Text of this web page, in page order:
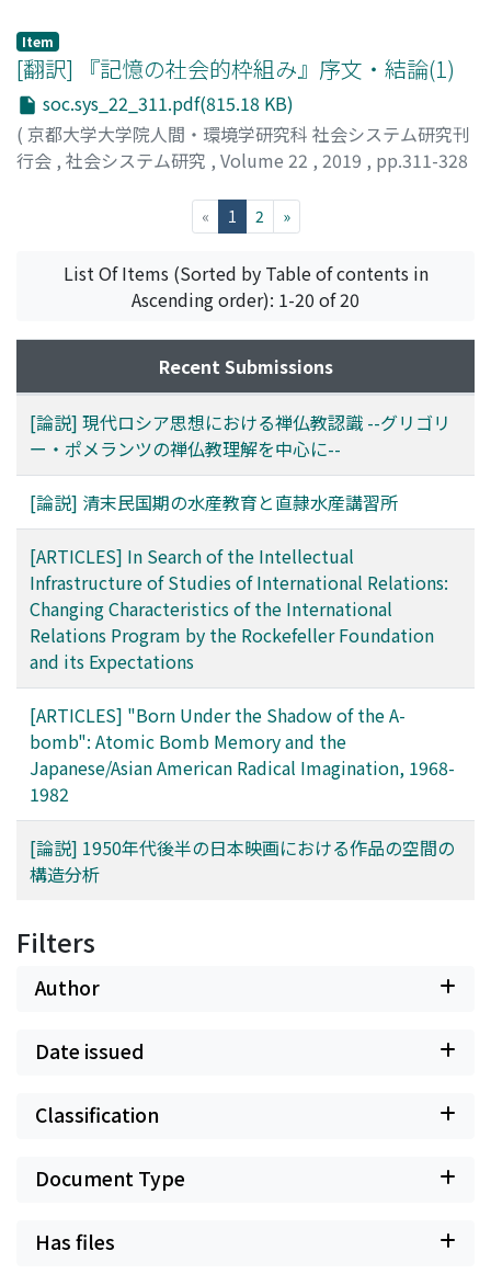
Akinari
ーネベルク, クレメンス
Item
[翻訳] 『記憶の社会的枠組み』序文・結論(1)
soc.sys_22_311.pdf(815.18 KB)
( 京都大学大学院人間・環境学研究科 社会システム研究刊
行会 , 社会システム研究 , Volume 22 , 2019 , pp.311-328
アルヴァックス, モーリス KIN, Ei
アルヴァックス, モーリス
« 1 (current)
2 »
List Of Items (Sorted by Table of contents in
Ascending order): 1-20 of 20
Recent Submissions
[論説] 現代ロシア思想における禅仏教認識 --グリゴリ
ー・ポメランツの禅仏教理解を中心に--
[論説] 清末民国期の水産教育と直隷水産講習所
[ARTICLES] In Search of the Intellectual
Infrastructure of Studies of International Relations:
Changing Characteristics of the International
Relations Program by the Rockefeller Foundation
and its Expectations
[ARTICLES] "Born Under the Shadow of the A-
bomb": Atomic Bomb Memory and the
Japanese/Asian American Radical Imagination, 1968-
1982
[論説] 1950年代後半の日本映画における作品の空間の
構造分析
Filters
Author
Date issued
Classification
Document Type
Has files